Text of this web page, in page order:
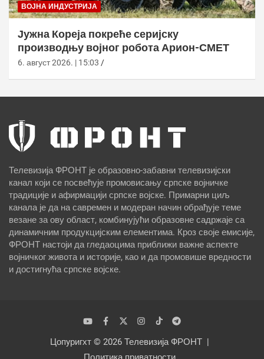
ВОЈНА ИНДУСТРИЈА
Јужна Кореја покреће серијску
производњу војног робота Арион-СМЕТ
6. август 2026. | 15:03
Телевизија ФРОНТ је образовно-забавни телевизијски
канал који се посвећује промовисању српске војничке
традиције и афирмацији српске војске. Примарни циљ
канала је да на савремен и модеран начин обрађује теме
везане за ову област, комбинујући образовне садржаје са
динамичним продукцијским елементима. Кроз своје емисије,
ФРОНТ настоји да гледаоцима приближи важне аспекте
војничког живота и историје, као и да промовише вредности
и достигнућа српске војске.
Цопyригхт © 2026 Телевизија ФРОНТ